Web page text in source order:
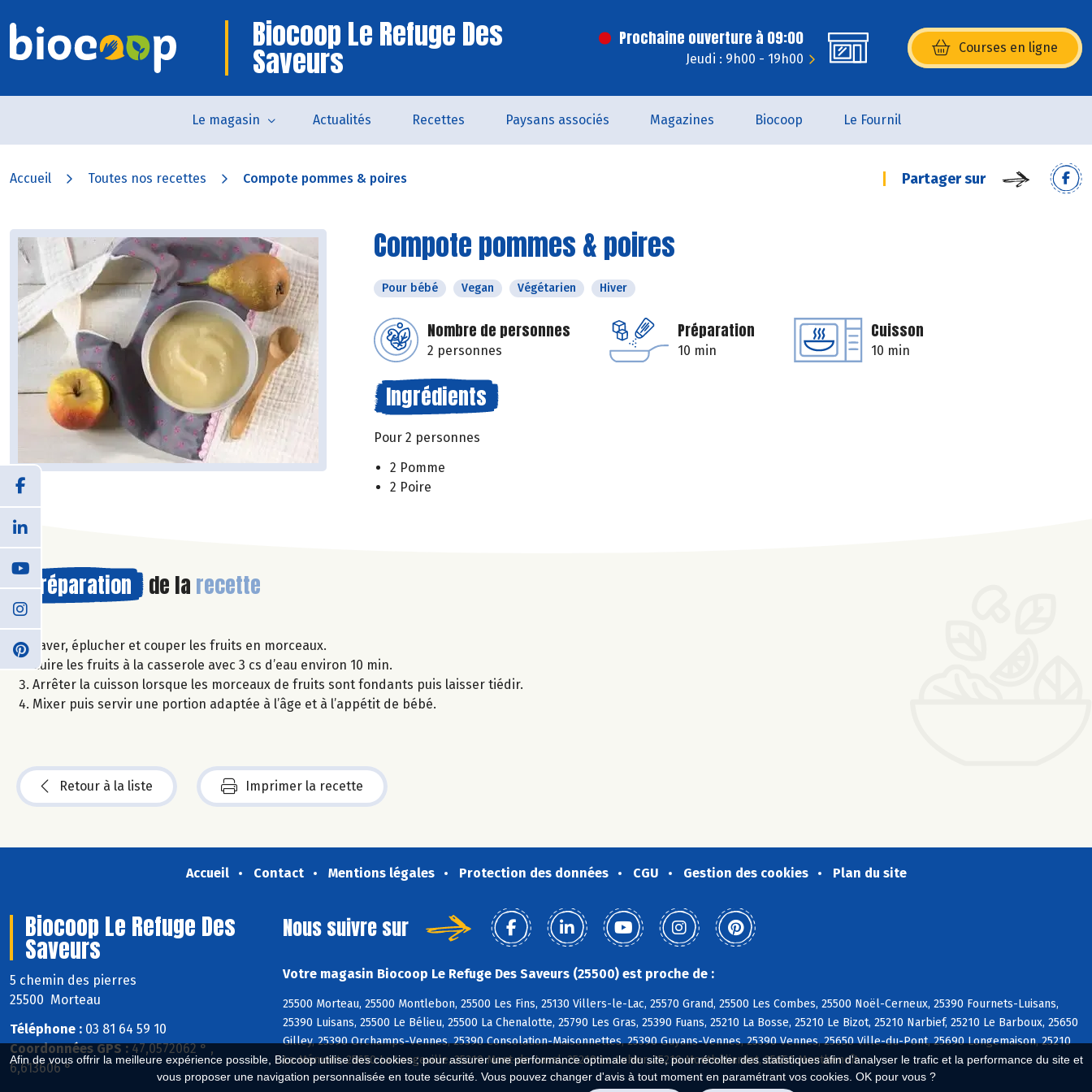
Afin de vous offrir la meilleure expérience possible, Biocoop utilise des cookies : pour assurer une performance optimale du site, pour récolter des statistiques afin d'analyser le trafic et la performance du site et
vous proposer une navigation personnalisée en toute sécurité. Vous pouvez changer d'avis à tout moment en paramétrant vos cookies. OK pour vous ?
Biocoop Le Refuge Des
Saveurs
Prochaine ouverture à 09:00
Jeudi : 9h00 - 19h00
Courses en ligne
(s’ouvre dans une nouvelle
Le magasin Actualités Recettes Paysans associés Magazines Biocoop Le Fournil
Accueil Toutes nos recettes Compote pommes & poires Partager sur
Compote pommes & poires
Pour bébé Vegan Végétarien Hiver
Nombre de personnes
2 personnes
Préparation
10 min
Cuisson
10 min
Ingrédients
Pour 2 personnes
2 Pomme
2 Poire
Préparation de la recette
Laver, éplucher et couper les fruits en morceaux.
Cuire les fruits à la casserole avec 3 cs d’eau environ 10 min.
Arrêter la cuisson lorsque les morceaux de fruits sont fondants puis laisser tiédir.
Mixer puis servir une portion adaptée à l’âge et à l’appétit de bébé.
Retour à la liste Imprimer la recette
Accueil Contact Mentions légales Protection des données CGU Gestion des cookies Plan du site
Biocoop Le Refuge Des
Saveurs
5 chemin des pierres
25500 Morteau
Téléphone : 03 81 64 59 10
Coordonnées GPS : 47,0572062 ° ,
6,613606 °
Nous suivre sur
Votre magasin Biocoop Le Refuge Des Saveurs (25500) est proche de :
25500 Morteau, 25500 Montlebon, 25500 Les Fins, 25130 Villers-le-Lac, 25570 Grand, 25500 Les Combes, 25500 Noël-Cerneux, 25390 Fournets-Luisans,
25390 Luisans, 25500 Le Bélieu, 25500 La Chenalotte, 25790 Les Gras, 25390 Fuans, 25210 La Bosse, 25210 Le Bizot, 25210 Narbief, 25210 Le Barboux, 25650
Gilley, 25390 Orchamps-Vennes, 25390 Consolation-Maisonnettes, 25390 Guyans-Vennes, 25390 Vennes, 25650 Ville-du-Pont, 25690 Longemaison, 25210
Le Mémont, 25650 La Longeville, 25210 Mont-de-Laval, 25210 Le Luhier, 25210 Montbéliardot, 25650 Montbenoît